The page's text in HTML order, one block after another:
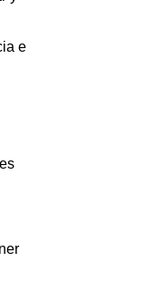
e